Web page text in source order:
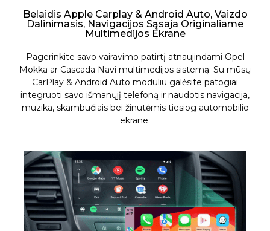
Belaidis Apple Carplay & Android Auto, Vaizdo
Dalinimasis, Navigacijos Sąsaja Originaliame
Multimedijos Ekrane
Pagerinkite savo vairavimo patirtį atnaujindami Opel
Mokka ar Cascada Navi multimedijos sistemą. Su mūsų
CarPlay & Android Auto moduliu galėsite patogiai
integruoti savo išmanųjį telefoną ir naudotis navigacija,
muzika, skambučiais bei žinutėmis tiesiog automobilio
ekrane.